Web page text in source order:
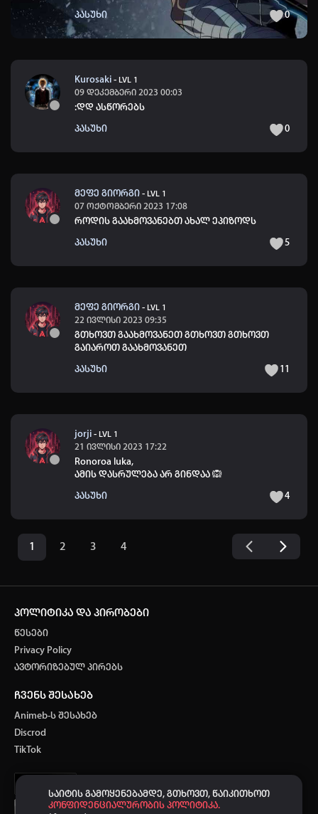
საიტის გამოყენებამდე, გთხოვთ, წაიკითხოთ
კონფიდენციალურობის პოლიტიკა.
პასუხი 0
Kurosaki - LVL 1
09 დეკემბერი 2023 00:03
:დდ ასწორებს
პასუხი 0
მეფე გიორგი - LVL 1
07 ოქტომბერი 2023 17:08
როდის გაახმოვანებთ ახალ ეპიზოდს
პასუხი 5
მეფე გიორგი - LVL 1
22 ივლისი 2023 09:35
გთხოვთ გაახმოვანეთ გთხოვთ გთხოვთ
გაიაროთ გაახმოვანეთ
პასუხი 11
jorji - LVL 1
21 ივლისი 2023 17:22
Ronoroa luka,
ამის დასრულება არ გინდაა 🙉
პასუხი 4
1 2 3 4
პოლიტიკა და პირობები
წესები
Privacy Policy
ავტორიზებულ პირებს
ჩვენს შესახებ
Animeb-ს შესახებ
Discrod
TikTok